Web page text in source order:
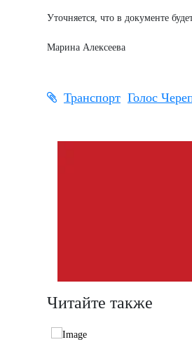
Уточняется, что в документе
Марина Алексеева
Транспорт Голос
Читайте также